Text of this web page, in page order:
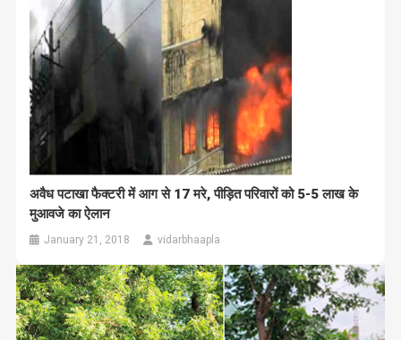
अवैध पटाखा फैक्टरी में आग से 17 मरे, पीड़ित परिवारों को 5-5 लाख के
मुआवजे का ऐलान
January 21, 2018 vidarbhaapla